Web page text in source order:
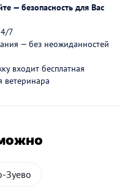
— безопасность для Вас
7
— без неожиданностей
входит бесплатная
ветеринара
Зуево